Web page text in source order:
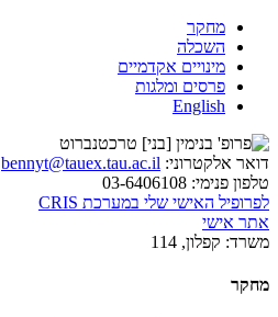
מחקר
השכלה
מינויים אקדמיים
פרסים ומלגות
English
דואר אלקטרוני: bennyt@tauex.tau.ac.il
טלפון פנימי:
לפרופיל האישי שלי במערכת CRIS
אתר אישי
משרד: קפלון, 114
מחקר